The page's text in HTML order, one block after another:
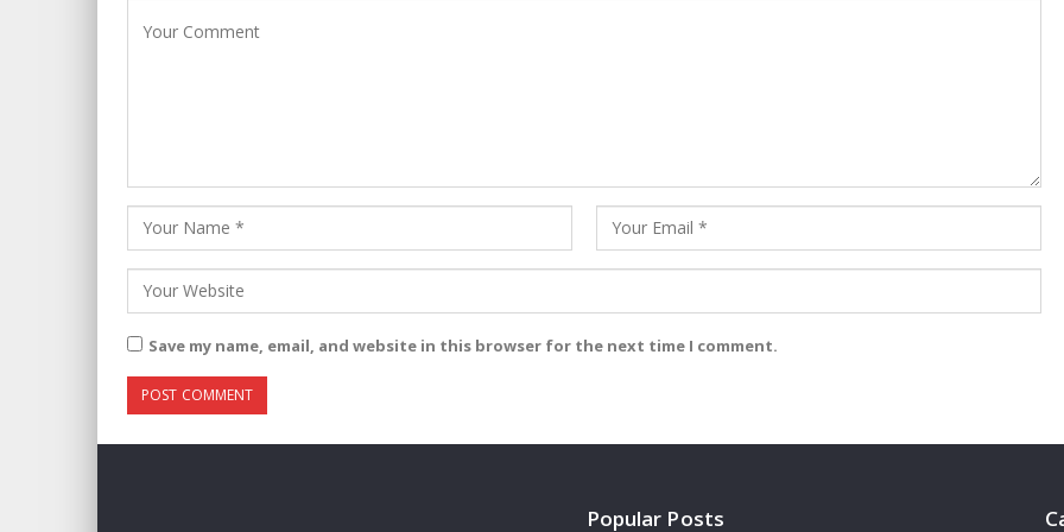
Save my name, email, and website in this browser for the next time I comment.
Popular Posts